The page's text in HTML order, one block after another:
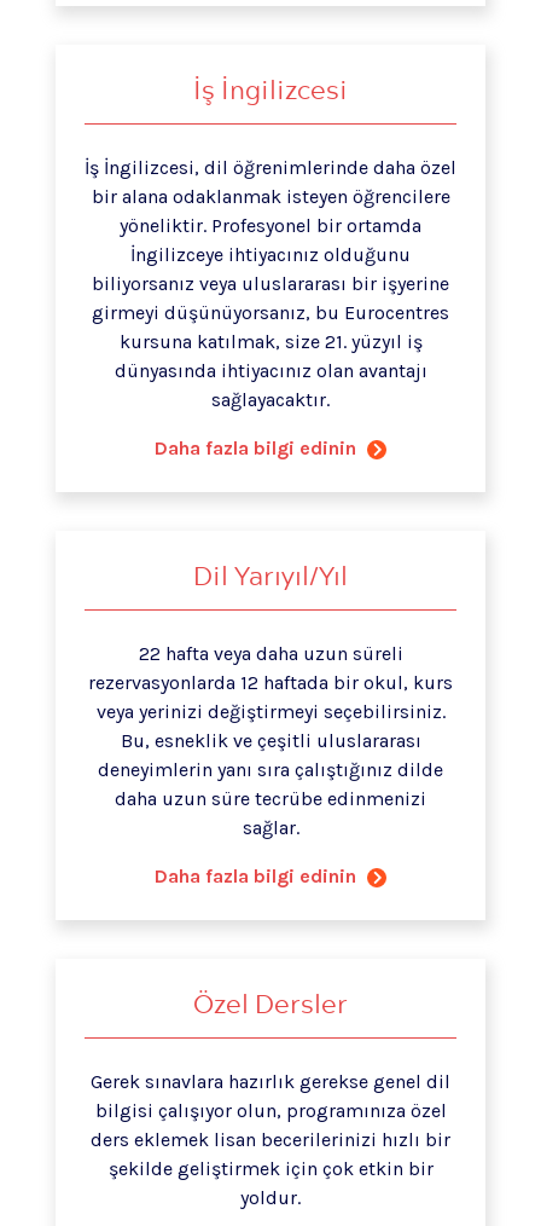
İş İngilizcesi
İş İngilizcesi, dil öğrenimlerinde daha özel
bir alana odaklanmak isteyen öğrencilere
yöneliktir. Profesyonel bir ortamda
İngilizceye ihtiyacınız olduğunu
biliyorsanız veya uluslararası bir işyerine
girmeyi düşünüyorsanız, bu Eurocentres
kursuna katılmak, size 21. yüzyıl iş
dünyasında ihtiyacınız olan avantajı
sağlayacaktır.
Daha fazla bilgi edinin
Dil Yarıyıl/Yıl
22 hafta veya daha uzun süreli
rezervasyonlarda 12 haftada bir okul, kurs
veya yerinizi değiştirmeyi seçebilirsiniz.
Bu, esneklik ve çeşitli uluslararası
deneyimlerin yanı sıra çalıştığınız dilde
daha uzun süre tecrübe edinmenizi
sağlar.
Daha fazla bilgi edinin
Özel Dersler
Gerek sınavlara hazırlık gerekse genel dil
bilgisi çalışıyor olun, programınıza özel
ders eklemek lisan becerilerinizi hızlı bir
şekilde geliştirmek için çok etkin bir
yoldur.